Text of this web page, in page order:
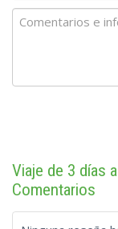
Viaje de 3 días
Comentarios